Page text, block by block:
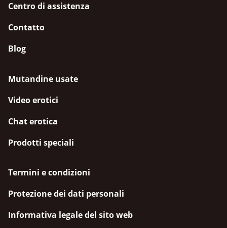
Centro di assistenza
Contatto
Blog
Mutandine usate
Video erotici
Chat erotica
Prodotti speciali
Termini e condizioni
Protezione dei dati personali
Informativa legale del sito web